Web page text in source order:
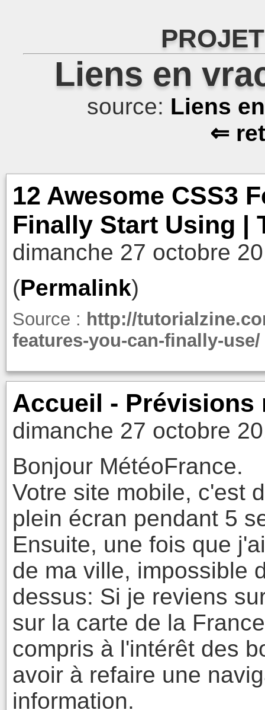
Liens en
source: Liens
⇐
12 Awesome CSS3
Finally Start Using |
dimanche 27 octobre
(Permalink)
Source : http://
features-you-can-finally-use/
Accueil - Prévisions
dimanche 27 octobre
Bonjour MétéoFrance.
Votre site mobile, c'est
plein écran pendant 5
Ensuite, une fois que
de ma ville, impossible
dessus: Si je reviens
sur la carte de la
compris à l'intérêt des
avoir à refaire une
information.